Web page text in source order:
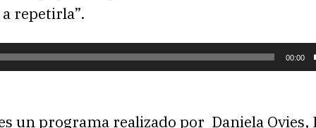
repetirla”.
00:00
un programa realizado por Daniela Ovies,